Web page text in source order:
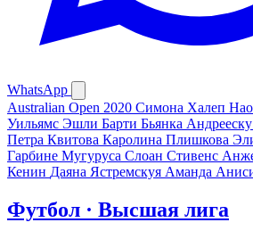
WhatsApp
Australian Open 2020 Симона Халеп
Уильямс Эшли Барти Бьянка Андрееску
Петра Квитова Каролина Плишкова
Гарбине Мугуруса Слоан Стивенс
Кенин Даяна Ястремскуя Аманда
Футбол · Высшая лига